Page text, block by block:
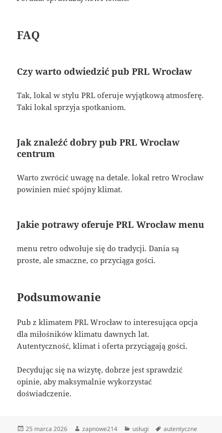
FAQ
Czy warto odwiedzić pub PRL Wrocław
Tak, lokal w stylu PRL oferuje wyjątkową atmosferę.
Taki lokal sprzyja spotkaniom.
Jak znaleźć dobry pub PRL Wrocław
centrum
Warto zwrócić uwagę na detale. lokal retro Wrocław
powinien mieć spójny klimat.
Jakie potrawy oferuje PRL Wrocław menu
menu retro odwołuje się do tradycji. Dania są
proste, ale smaczne, co przyciąga gości.
Podsumowanie
Pub z klimatem PRL Wrocław to interesująca opcja
dla miłośników klimatu dawnych lat.
Autentyczność, klimat i oferta przyciągają gości.
Decydując się na wizytę, dobrze jest sprawdzić
opinie, aby maksymalnie wykorzystać
doświadczenie.
Data
25 marca 2026 Autor
zapnowe214 Kategorie
usługi Tagi
autentyczne